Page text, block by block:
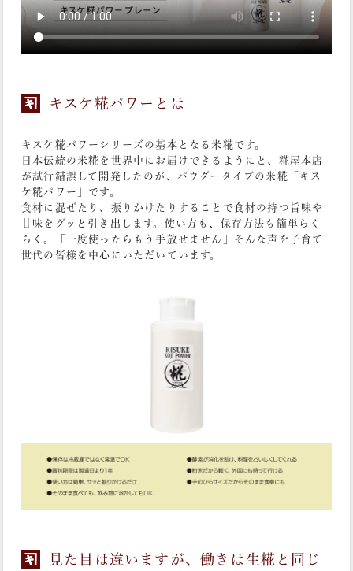
キスケ糀パワーとは
キスケ糀パワーシリーズの基本となる米糀です。
日本伝統の米糀を世界中にお届けできるようにと、糀屋本店
が試行錯誤して開発したのが、パウダータイプの米糀「キス
ケ糀パワー」です。
食材に混ぜたり、振りかけたりすることで食材の持つ旨味や
甘味をグッと引き出します。使い方も、保存方法も簡単らく
らく。「一度使ったらもう手放せません」そんな声を子育て
世代の皆様を中心にいただいています。
見た目は違いますが、働きは生糀と同じ